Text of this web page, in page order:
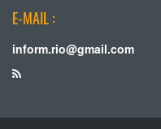
E-MAIL :
inform.rio@gmail.com